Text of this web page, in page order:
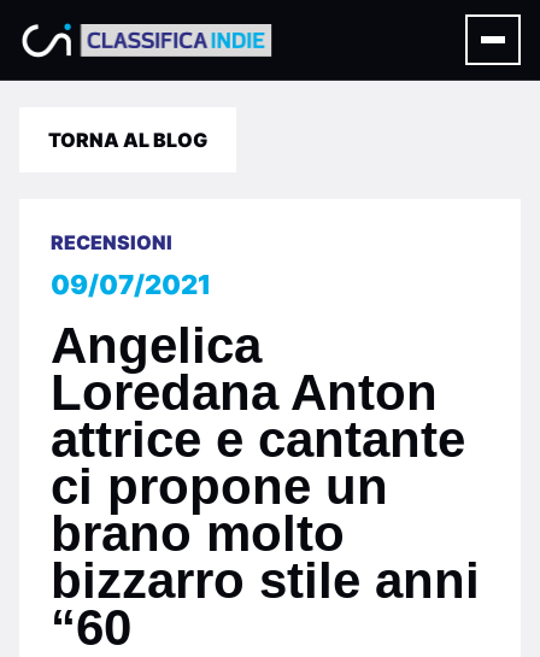
TORNA AL BLOG
RECENSIONI
09/07/2021
Angelica
Loredana Anton
attrice e cantante
ci propone un
brano molto
bizzarro stile anni
“60